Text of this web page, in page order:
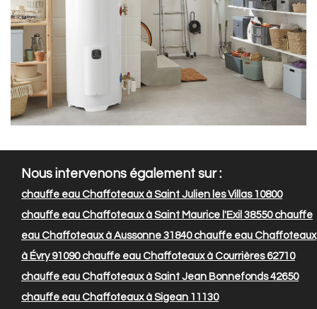
Nous intervenons également sur :
chauffe eau Chaffoteaux à Saint Julien les Villas 10800
chauffe eau Chaffoteaux à Saint Maurice l'Exil 38550chauffe
eau Chaffoteaux à Aussonne 31840chauffe eau Chaffoteaux
à Évry 91090chauffe eau Chaffoteaux à Courrières 62710
chauffe eau Chaffoteaux à Saint Jean Bonnefonds 42650
chauffe eau Chaffoteaux à Sigean 11130